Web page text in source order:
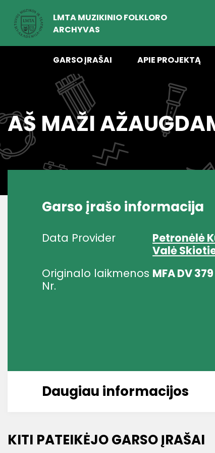
LMTA MUZIKINIO FOLKLORO
ARCHYVAS
GARSO ĮRAŠAI APIE PROJEKTĄ
AŠ MAŽI
Garso įrašo informacija
Data Provider
Petronėlė
Valė
Originalo laikmenos
Nr.
MFA DV 379
Daugiau informacijos
KITI PATEIKĖJO GARSO ĮRAŠAI